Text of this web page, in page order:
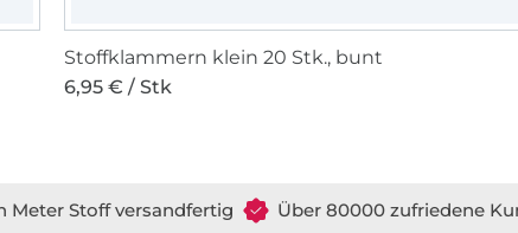
Stoffklammern klein 20 Stk., bunt
6,95 € / Stk
Meter Stoff versandfertig Über 80000 zufriedene